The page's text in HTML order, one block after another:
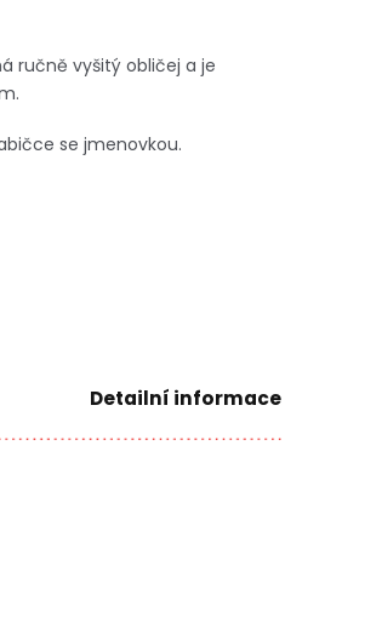
ručně vyšitý obličej a je
se jmenovkou.
Detailní informace